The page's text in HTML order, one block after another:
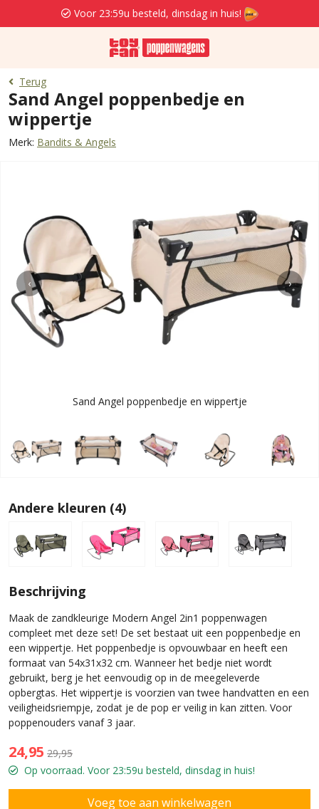
Voor 23:59u besteld, dinsdag in huis!
Terug
Sand Angel poppenbedje en
wippertje
Merk: Bandits & Angels
‹ ›
Sand Angel poppenbedje en wippertje
Andere kleuren (4)
Beschrijving
Maak de zandkleurige Modern Angel 2in1 poppenwagen
compleet met deze set! De set bestaat uit een poppenbedje en
een wippertje. Het poppenbedje is opvouwbaar en heeft een
formaat van 54x31x32 cm. Wanneer het bedje niet wordt
gebruikt, berg je het eenvoudig op in de meegeleverde
opbergtas. Het wippertje is voorzien van twee handvatten en een
veiligheidsriempje, zodat je de pop er veilig in kan zitten. Voor
poppenouders vanaf 3 jaar.
24,95 29,95
Op voorraad. Voor 23:59u besteld, dinsdag in huis!